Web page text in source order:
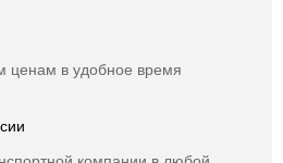
ценам в удобное время